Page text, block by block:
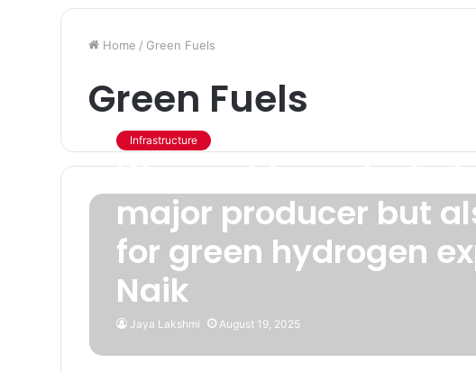
Home / Green Fuels
Green Fuels
Infrastructure
We want to make
major producer but
for green hydrogen
Naik
Jaya Lakshmi August 19, 2025